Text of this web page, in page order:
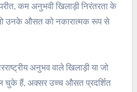
कम अनुभवी खिलाड़ी निरंतरता के
उनके औसत को नकारात्मक रूप से
अनुभव वाले खिलाड़ी या जो
चुके हैं, अक्सर उच्च औसत प्रदर्शित